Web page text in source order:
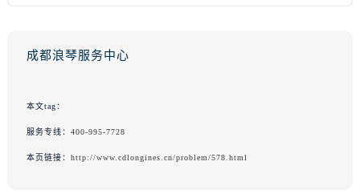
成都浪琴服务中心
本文tag：
服务专线： 400-995-7728
本页链接： http://www.cdlongines.cn/problem/578.html